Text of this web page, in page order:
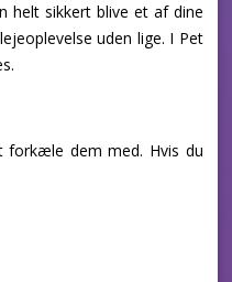
helt sikkert blive et af dine
uden lige. I Pet
forkæle dem med. Hvis du